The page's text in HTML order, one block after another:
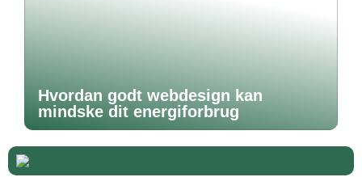
Hvordan godt webdesign kan
mindske dit energiforbrug